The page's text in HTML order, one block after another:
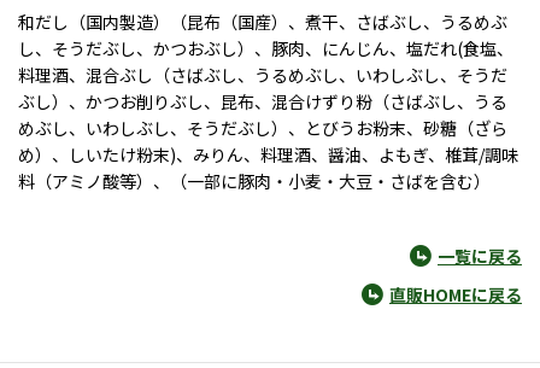
和だし（国内製造）（昆布（国産）、煮干、さばぶし、うるめぶ
し、そうだぶし、かつおぶし）、豚肉、にんじん、塩だれ(食塩、
料理酒、混合ぶし（さばぶし、うるめぶし、いわしぶし、そうだ
ぶし）、かつお削りぶし、昆布、混合けずり粉（さばぶし、うる
めぶし、いわしぶし、そうだぶし）、とびうお粉末、砂糖（ざら
め）、しいたけ粉末)、みりん、料理酒、醤油、よもぎ、椎茸/調味
料（アミノ酸等）、（一部に豚肉・小麦・大豆・さばを含む）
一覧に戻る
直販HOMEに戻る